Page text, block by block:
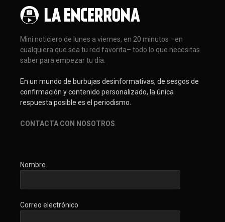
Mini noticiero de lunes a viernes, en 20 minutos –en
cualquiera que sea tu red favorita– todo lo que necesitas
saber para empezar tu día.
En un mundo de burbujas desinformativas, de sesgos de
confirmación y contenido personalizado, la única
respuesta posible es el periodismo.
CONTACTA CON NOSOTROS
Nombre
Correo electrónico